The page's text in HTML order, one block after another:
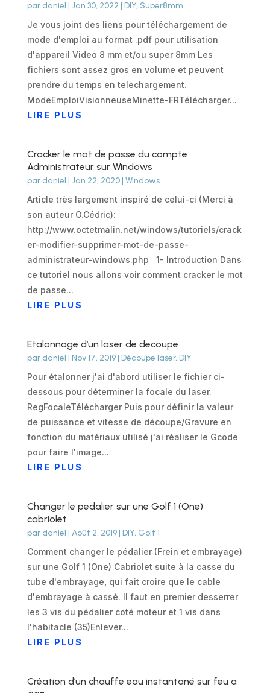
par daniel | Jan 30, 2022 | DIY, Super8mm
Je vous joint des liens pour téléchargement de
mode d'emploi au format .pdf pour utilisation
d'appareil Video 8 mm et/ou super 8mm Les
fichiers sont assez gros en volume et peuvent
prendre du temps en telechargement.
ModeEmploiVisionneuseMinette-FRTélécharger...
LIRE PLUS
Cracker le mot de passe du compte
Administrateur sur Windows
par daniel | Jan 22, 2020| Windows
Article très largement inspiré de celui-ci (Merci à
son auteur O.Cédric):
http://www.octetmalin.net/windows/tutoriels/crack
er-modifier-supprimer-mot-de-passe-
administrateur-windows.php 1- Introduction Dans
ce tutoriel nous allons voir comment cracker le mot
de passe...
LIRE PLUS
Etalonnage d’un laser de decoupe
par daniel | Nov 17, 2019| Découpe laser, DIY
Pour étalonner j'ai d'abord utiliser le fichier ci-
dessous pour déterminer la focale du laser.
RegFocaleTélécharger Puis pour définir la valeur
de puissance et vitesse de découpe/Gravure en
fonction du matériaux utilisé j'ai réaliser le Gcode
pour faire l'image...
LIRE PLUS
Changer le pedalier sur une Golf 1 (One)
cabriolet
par daniel | Août 2, 2019| DIY, Golf 1
Comment changer le pédalier (Frein et embrayage)
sur une Golf 1 (One) Cabriolet suite à la casse du
tube d'embrayage, qui fait croire que le cable
d'embrayage à cassé. Il faut en premier desserrer
les 3 vis du pédalier coté moteur et 1 vis dans
l'habitacle (35)Enlever...
LIRE PLUS
Création d’un chauffe eau instantané sur feu a